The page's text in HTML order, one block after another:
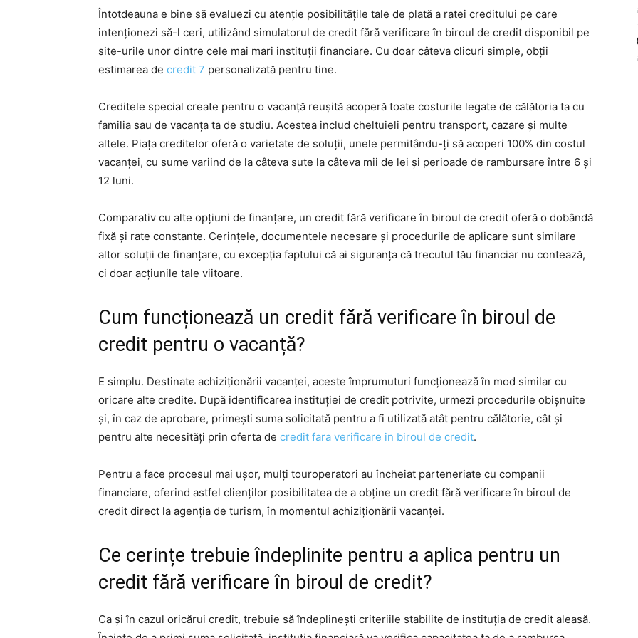
Întotdeauna e bine să evaluezi cu atenție posibilitățile tale de plată a ratei creditului pe care
intenționezi să-l ceri, utilizând simulatorul de credit fără verificare în biroul de credit disponibil pe
site-urile unor dintre cele mai mari instituții financiare. Cu doar câteva clicuri simple, obții
estimarea de credit 7 personalizată pentru tine.
Creditele special create pentru o vacanță reușită acoperă toate costurile legate de călătoria ta cu
familia sau de vacanța ta de studiu. Acestea includ cheltuieli pentru transport, cazare și multe
altele. Piața creditelor oferă o varietate de soluții, unele permitându-ți să acoperi 100% din costul
vacanței, cu sume variind de la câteva sute la câteva mii de lei și perioade de rambursare între 6 și
12 luni.
Comparativ cu alte opțiuni de finanțare, un credit fără verificare în biroul de credit oferă o dobândă
fixă și rate constante. Cerințele, documentele necesare și procedurile de aplicare sunt similare
altor soluții de finanțare, cu excepția faptului că ai siguranța că trecutul tău financiar nu contează,
ci doar acțiunile tale viitoare.
Cum funcționează un credit fără verificare în biroul de
credit pentru o vacanță?
E simplu. Destinate achiziționării vacanței, aceste împrumuturi funcționează în mod similar cu
oricare alte credite. După identificarea instituției de credit potrivite, urmezi procedurile obișnuite
și, în caz de aprobare, primești suma solicitată pentru a fi utilizată atât pentru călătorie, cât și
pentru alte necesități prin oferta de credit fara verificare in biroul de credit.
Pentru a face procesul mai ușor, mulți touroperatori au încheiat parteneriate cu companii
financiare, oferind astfel clienților posibilitatea de a obține un credit fără verificare în biroul de
credit direct la agenția de turism, în momentul achiziționării vacanței.
Ce cerințe trebuie îndeplinite pentru a aplica pentru un
credit fără verificare în biroul de credit?
Ca și în cazul oricărui credit, trebuie să îndeplinești criteriile stabilite de instituția de credit aleasă.